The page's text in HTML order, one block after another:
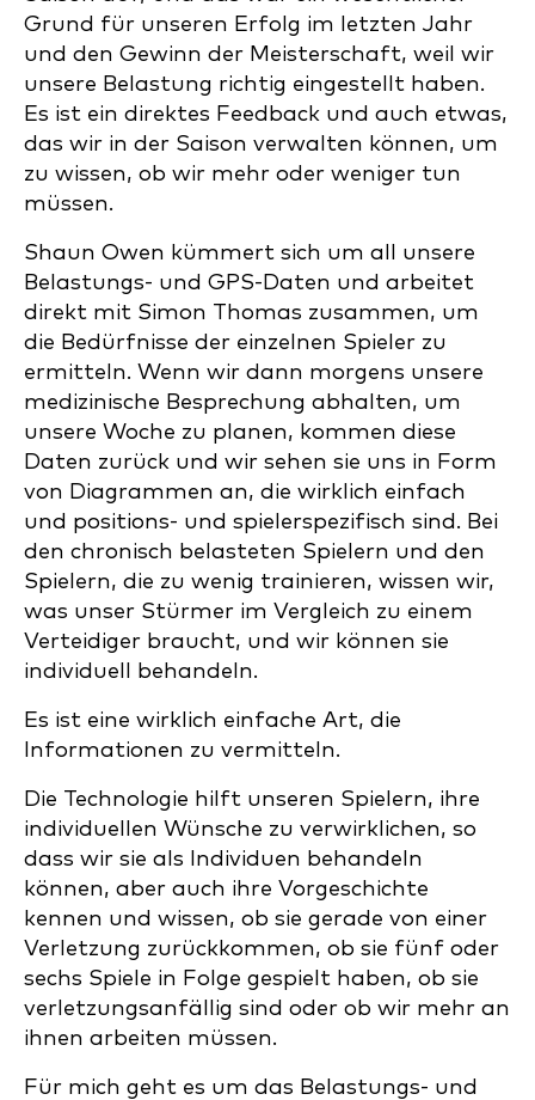
Grund für unseren Erfolg im letzten Jahr
und den Gewinn der Meisterschaft, weil wir
unsere Belastung richtig eingestellt haben.
Es ist ein direktes Feedback und auch etwas,
das wir in der Saison verwalten können, um
zu wissen, ob wir mehr oder weniger tun
müssen.
Shaun Owen kümmert sich um all unsere
Belastungs- und GPS-Daten und arbeitet
direkt mit Simon Thomas zusammen, um
die Bedürfnisse der einzelnen Spieler zu
ermitteln. Wenn wir dann morgens unsere
medizinische Besprechung abhalten, um
unsere Woche zu planen, kommen diese
Daten zurück und wir sehen sie uns in Form
von Diagrammen an, die wirklich einfach
und positions- und spielerspezifisch sind. Bei
den chronisch belasteten Spielern und den
Spielern, die zu wenig trainieren, wissen wir,
was unser Stürmer im Vergleich zu einem
Verteidiger braucht, und wir können sie
individuell behandeln.
Es ist eine wirklich einfache Art, die
Informationen zu vermitteln.
Die Technologie hilft unseren Spielern, ihre
individuellen Wünsche zu verwirklichen, so
dass wir sie als Individuen behandeln
können, aber auch ihre Vorgeschichte
kennen und wissen, ob sie gerade von einer
Verletzung zurückkommen, ob sie fünf oder
sechs Spiele in Folge gespielt haben, ob sie
verletzungsanfällig sind oder ob wir mehr an
ihnen arbeiten müssen.
Für mich geht es um das Belastungs- und